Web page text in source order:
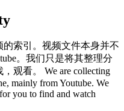
索引。视频文件本身并不
。我们只是将其整理分
观看。 We are collecting
mainly from Youtube. We
you to find and watch